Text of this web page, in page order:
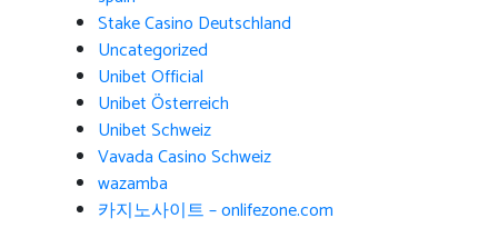
Stake Casino Deutschland
Uncategorized
Unibet Official
Unibet Österreich
Unibet Schweiz
Vavada Casino Schweiz
wazamba
카지노사이트 – onlifezone.com